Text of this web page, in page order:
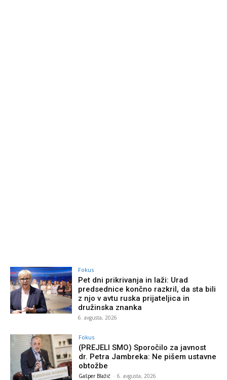
Fokus
Pet dni prikrivanja in laži: Urad
predsednice končno razkril, da sta bili
z njo v avtu ruska prijateljica in
družinska znanka
6. avgusta, 2026
Fokus
(PREJELI SMO) Sporočilo za javnost
dr. Petra Jambreka: Ne pišem ustavne
obtožbe
Gašper Blažič - 6. avgusta, 2026